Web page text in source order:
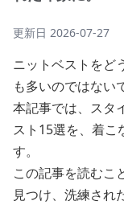
更新日 2026-07-27
ニットベストをど
も多いのではない
本記事では、スタ
スト15選を、着こ
す。
この記事を読むこ
見つけ、洗練され